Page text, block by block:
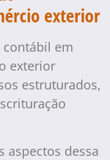
exterior
em
exterior
estruturados,
aspectos dessa